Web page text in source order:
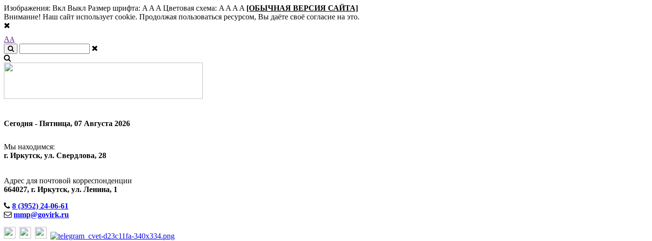
Изображения: Вкл Выкл Размер шрифта: A A A Цветовая схема: A A A A [ОБЫЧНАЯ ВЕРСИЯ САЙТА]
Внимание! Наш сайт использует cookie. Продолжая пользоваться ресурсом, Вы даёте своё согласие на это.
AA
Сегодня - Пятница, 07 Августа 2026
Мы находимся:
г. Иркутск, ул. Свердлова, 28
Адрес для почтовой корреспонденции
664027, г. Иркутск, ул. Ленина, 1
8 (3952) 24-06-61
mmp@govirk.ru